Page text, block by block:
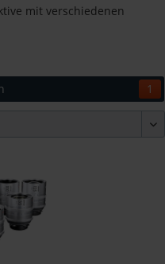
mit verschiedenen
1